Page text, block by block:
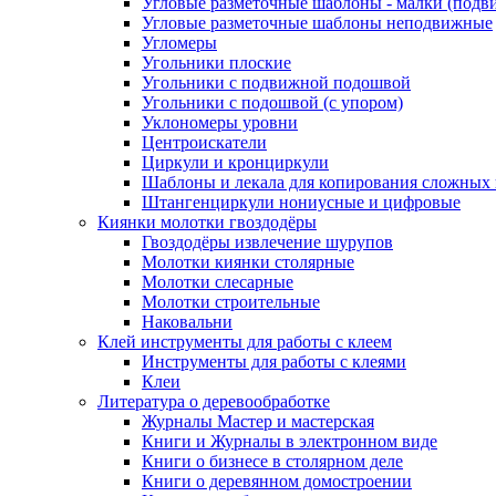
Угловые разметочные шаблоны неподвижные
Угломеры
Угольники плоские
Угольники с подвижной подошвой
Угольники с подошвой (с упором)
Уклономеры уровни
Центроискатели
Циркули и кронциркули
Шаблоны и лекала для копирования сложных
Штангенциркули нониусные и цифровые
Киянки молотки гвоздодёры
Гвоздодёры извлечение шурупов
Молотки киянки столярные
Молотки слесарные
Молотки строительные
Наковальни
Клей инструменты для работы с клеем
Инструменты для работы с клеями
Клеи
Литература о деревообработке
Журналы Мастер и мастерская
Книги и Журналы в электронном виде
Книги о бизнесе в столярном деле
Книги о деревянном домостроении